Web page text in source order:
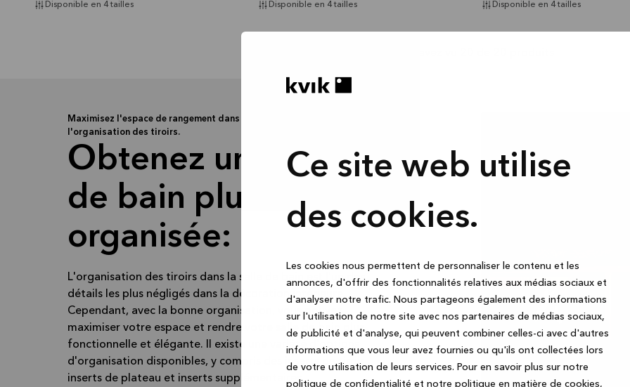
Ce site web utilise
des cookies.
Les cookies nous permettent de personnaliser le contenu et les
annonces, d'offrir des fonctionnalités relatives aux médias sociaux et
d'analyser notre trafic. Nous partageons également des informations
sur l'utilisation de notre site avec nos partenaires de médias sociaux,
de publicité et d'analyse, qui peuvent combiner celles-ci avec d'autres
informations que vous leur avez fournies ou qu'ils ont collectées lors
de votre utilisation de leurs services. Pour en savoir plus sur notre
politique de confidentialité et notre politique en matière de cookies,
Disponible en 4 tailles Disponible en 4 tailles Disponible en 4 tailles
Maximisez l'espace de rangement dans votre salle de bain avec
l'organisation des tiroirs.
Obtenez une salle
de bain plus
organisée:
L'organisation des tiroirs dans la salle de bain est l'un des
détails les plus négligés dans la décoration intérieure.
Cependant, avec la bonne organisation, vous pouvez
maximiser votre espace et rendre votre salle de bain plus
fonctionnelle et élégante. Il existe une variété d'options
d'organisation disponibles, y compris des inserts de tiroir ,
inserts de plateau et inserts supplémentaires.